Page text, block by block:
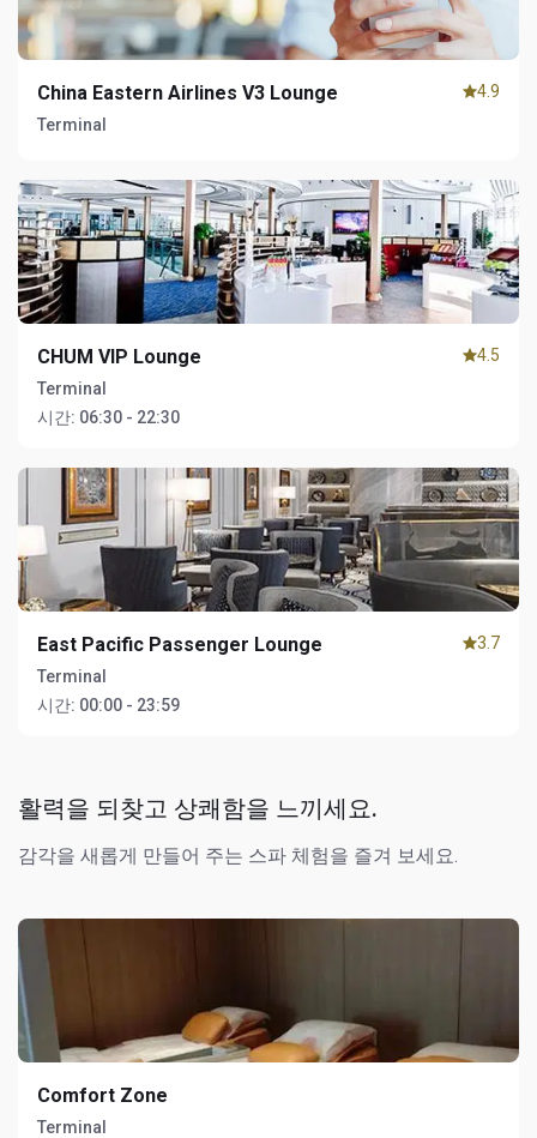
China Eastern Airlines V3 Lounge
Terminal
4.9
CHUM VIP Lounge
Terminal
시간: 06:30 - 22:30
4.5
East Pacific Passenger Lounge
Terminal
시간: 00:00 - 23:59
3.7
활력을 되찾고 상쾌함을 느끼세요.
감각을 새롭게 만들어 주는 스파 체험을 즐겨 보세요.
Comfort Zone
Terminal